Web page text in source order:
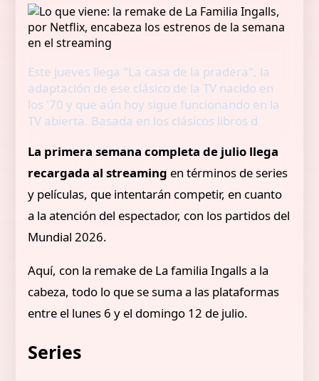
Este jueves llega "La casa de la pradera", la
adaptación de ese clásico de la TV nacido en
los '70 y que aún hoy sigue funcionando en la
TV abierta. Basada en los clásicos libros d
La primera semana completa de julio llega
recargada al streaming en términos de series
y películas, que intentarán competir, en cuanto
a la atención del espectador, con los partidos del
Mundial 2026.
Aquí, con la remake de La familia Ingalls a la
cabeza, todo lo que se suma a las plataformas
entre el lunes 6 y el domingo 12 de julio.
Series